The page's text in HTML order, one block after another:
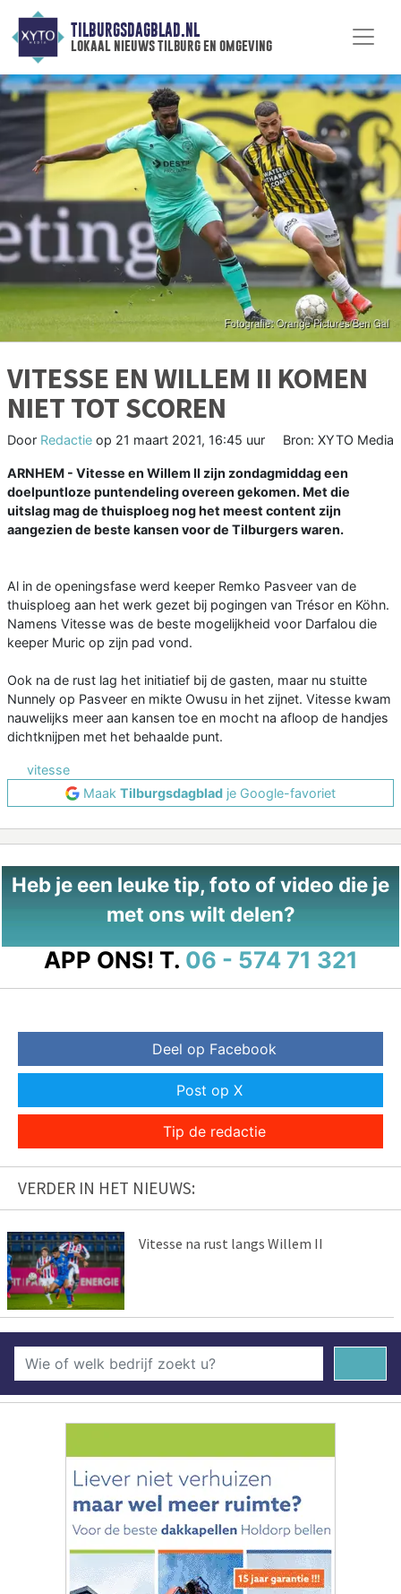
TILBURGSDAGBLAD.NL
lokaal nieuws tilburg en omgeving
VITESSE EN WILLEM II KOMEN
NIET TOT SCOREN
Door Redactie op 21 maart 2021, 16:45 uur Bron: XYTO Media
ARNHEM - Vitesse en Willem II zijn zondagmiddag een
doelpuntloze puntendeling overeen gekomen. Met die
uitslag mag de thuisploeg nog het meest content zijn
aangezien de beste kansen voor de Tilburgers waren.
Al in de openingsfase werd keeper Remko Pasveer van de
thuisploeg aan het werk gezet bij pogingen van Trésor en Köhn.
Namens Vitesse was de beste mogelijkheid voor Darfalou die
keeper Muric op zijn pad vond.
Ook na de rust lag het initiatief bij de gasten, maar nu stuitte
Nunnely op Pasveer en mikte Owusu in het zijnet. Vitesse kwam
nauwelijks meer aan kansen toe en mocht na afloop de handjes
dichtknijpen met het behaalde punt.
vitesse
Maak Tilburgsdagblad je Google-favoriet
Heb je een leuke tip, foto of video die je
met ons wilt delen?
APP ONS! T. 06 - 574 71 321
Deel op Facebook
Post op X
Tip de redactie
VERDER IN HET NIEUWS:
Vitesse na rust langs Willem II